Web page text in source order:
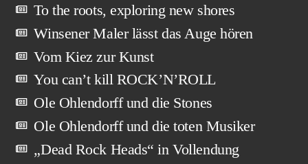
To the roots, exploring new shores
Winsener Maler lässt das Auge hören
Vom Kiez zur Kunst
You can’t kill ROCK’N’ROLL
Ole Ohlendorff und die Stones
Ole Ohlendorff und die toten Musiker
„Dead Rock Heads“ in Vollendung